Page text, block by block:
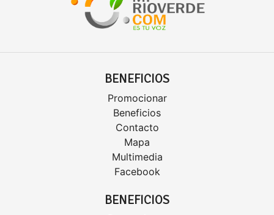
BENEFICIOS
Promocionar
Beneficios
Contacto
Mapa
Multimedia
Facebook
BENEFICIOS